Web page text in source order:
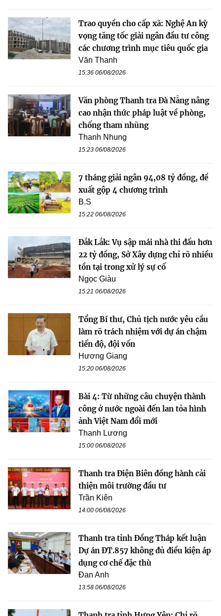
Trao quyền cho cấp xã: Nghệ An kỳ
vọng tăng tốc giải ngân đầu tư công
các chương trình mục tiêu quốc gia
Văn Thanh
15:36 06/08/2026
Văn phòng Thanh tra Đà Nẵng nâng
cao nhận thức pháp luật về phòng,
chống tham nhũng
Thanh Nhung
15:23 06/08/2026
7 tháng giải ngân 94,08 tỷ đồng, đề
xuất gộp 4 chương trình
B.S
15:22 06/08/2026
Đắk Lắk: Vụ sập mái nhà thi đấu hơn
22 tỷ đồng, Sở Xây dựng chỉ rõ nhiều
tồn tại trong xử lý sự cố
Ngọc Giàu
15:21 06/08/2026
Tổng Bí thư, Chủ tịch nước yêu cầu
làm rõ trách nhiệm với dự án chậm
tiến độ, đội vốn
Hương Giang
15:20 06/08/2026
Bài 4: Từ những câu chuyện thành
công ở nước ngoài đến lan tỏa hình
ảnh Việt Nam đổi mới
Thanh Lương
15:00 06/08/2026
Thanh tra Điện Biên đồng hành cải
thiện môi trường đầu tư
Trần Kiên
14:00 06/08/2026
Thanh tra tỉnh Đồng Tháp kết luận
Dự án ĐT.857 không đủ điều kiện áp
dụng cơ chế đặc thù
Đan Anh
13:58 06/08/2026